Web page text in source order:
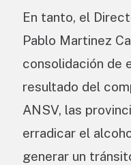
En tanto, el
Pablo Martinez
consolidación de
resultado del
ANSV, las
erradicar el
generar un